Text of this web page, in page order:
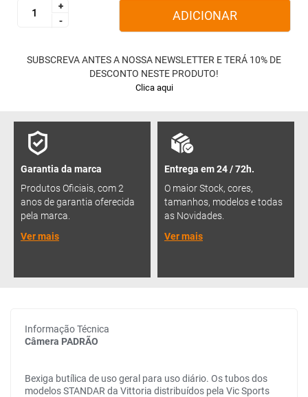
+
-
+
-
ADICIONAR
SUBSCREVA ANTES A NOSSA NEWSLETTER E TERÁ 10% DE
DESCONTO NESTE PRODUTO!
Clica aqui
Garantia da marca
Produtos Oficiais, com 2
anos de garantia oferecida
pela marca.
Ver mais
Entrega em 24 / 72h.
O maior Stock, cores,
tamanhos, modelos e todas
as Novidades.
Ver mais
Informação Técnica
Câmera PADRÃO
Bexiga butílica de uso geral para uso diário. Os tubos dos
modelos STANDAR da Vittoria distribuídos pela Vic Sports